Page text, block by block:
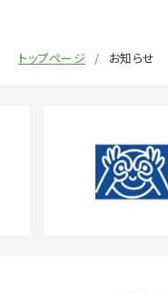
トップページ お知らせ